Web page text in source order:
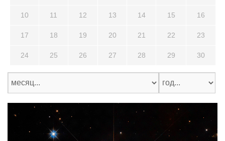
10 11 12 13 14 15 16
17 18 19 20 21 22 23
24 25 26 27 28 29 30